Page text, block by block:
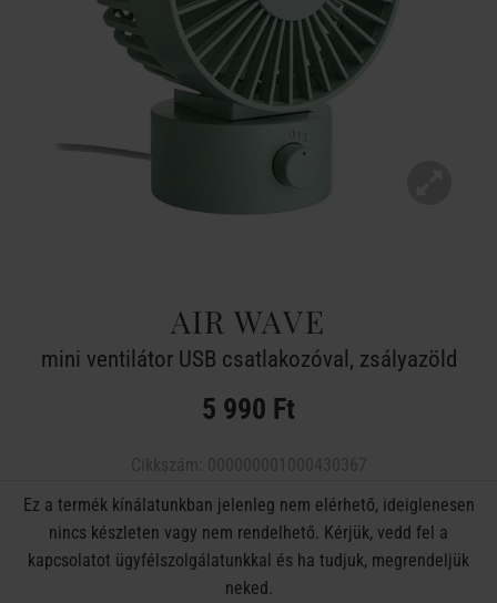
AIR WAVE
mini ventilátor USB csatlakozóval, zsályazöld
5 990 Ft
Ez a termék kínálatunkban jelenleg nem elérhető, ideiglenesen
nincs készleten vagy nem rendelhető. Kérjük, vedd fel a
kapcsolatot ügyfélszolgálatunkkal és ha tudjuk, megrendeljük
neked.